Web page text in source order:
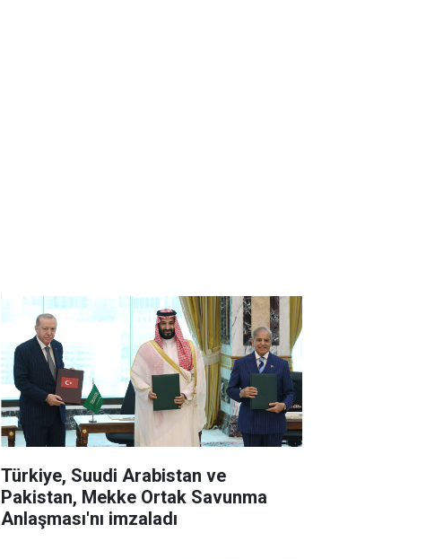
Türkiye, Suudi Arabistan ve
Pakistan, Mekke Ortak Savunma
Anlaşması'nı imzaladı